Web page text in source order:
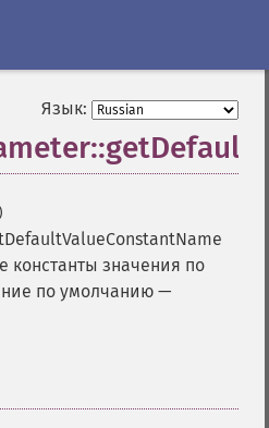
Язык:
константы значения по
по умолчанию —